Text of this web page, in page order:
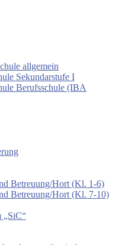
allgemein
Sekundarstufe I
Berufsschule (IBA
Betreuung/Hort (Kl. 1-6)
Betreuung/Hort (Kl. 7-10)
„SiC“